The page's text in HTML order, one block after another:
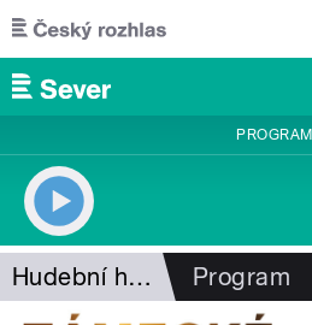
Přejít k hlavnímu obsahu
PROGRAM
Hudební hledání Program